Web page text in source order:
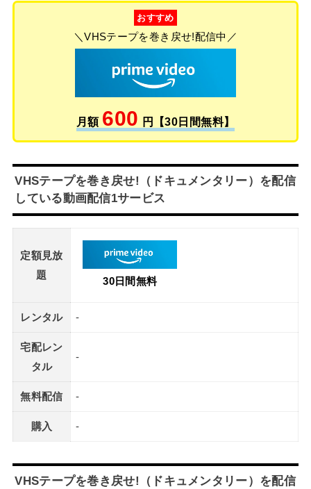
おすすめ
＼VHSテープを巻き戻せ!配信中／
月額 600 円【30日間無料】
VHSテープを巻き戻せ!（ドキュメンタリー）を配信
している動画配信1サービス
定額見放
題
30日間無料
レンタル -
宅配レン
タル
-
無料配信 -
購入 -
VHSテープを巻き戻せ!（ドキュメンタリー）を配信